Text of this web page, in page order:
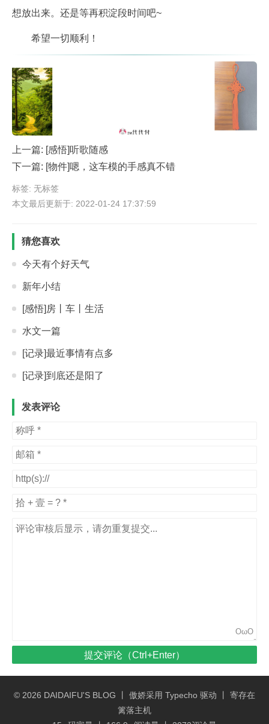
想放出来。还是等再积淀段时间吧~
希望一切顺利！
上一篇: [感悟]听歌随感
下一篇: [物件]嗯，这车模的手感真不错
标签: 无标签
本文最后更新于: 2022-01-24 17:37:59
猜您喜欢
今天有个好天气
新年小结
[感悟]房丨车丨生活
水文一篇
[记录]最近事情有点多
[记录]到底还是阳了
发表评论
OωO
提交评论（Ctrl+Enter）
© 2026 DAIDAIFU'S BLOG 丨 傲娇采用 Typecho 驱动 丨 寄存在
篱落主机